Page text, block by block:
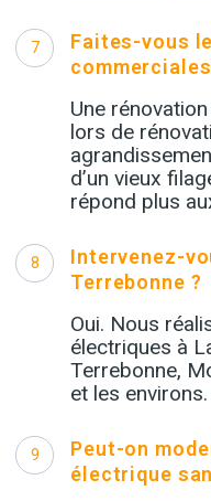
7
Faites-vous
commerciales
Une
lors de
d’un vieux
répond plus
8
Intervenez-
Terrebonne ?
Oui. Nous
électriques à
Terrebonne,
et les environs.
9
Peut-on
électrique